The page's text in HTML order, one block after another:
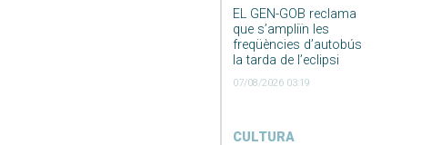
EL GEN-GOB reclama
que s’ampliïn les
freqüències d’autobús
la tarda de l’eclipsi
07/08/2026 03:19
CULTURA